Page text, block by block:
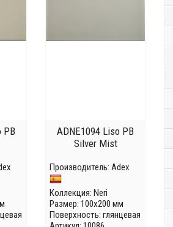
PB
ADNE1094 Liso PB
Silver Mist
Производитель: Adex
Коллекция: Neri
Размер: 100x200 мм
Поверхность: глянцевая